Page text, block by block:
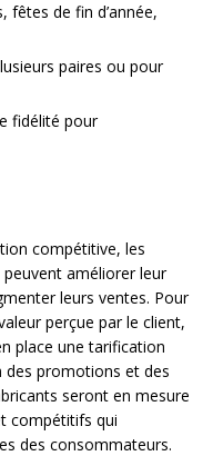
fêtes de fin d’année,
paires ou pour
fidélité pour
compétitive, les
améliorer leur
leurs ventes. Pour
perçue par le client,
place une tarification
des promotions et des
seront en mesure
compétitifs qui
des consommateurs.